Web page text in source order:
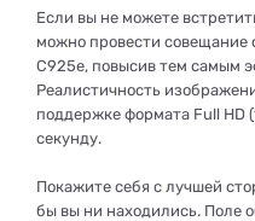
Если вы не можете
можно провести
C925e, повысив тем самым
Реалистичность
поддержке формата Full HD
секунду.
Покажите себя с лучшей
бы вы ни находились. Поле